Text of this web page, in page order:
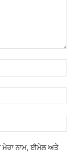
ਮੇਰਾ ਨਾਮ, ਈਮੇਲ ਅਤੇ